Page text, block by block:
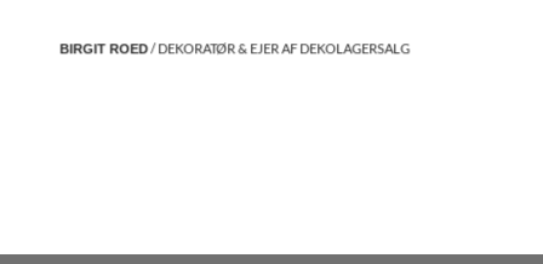
BIRGIT ROED/ DEKORATØR & EJER AF DEKOLAGERSALG